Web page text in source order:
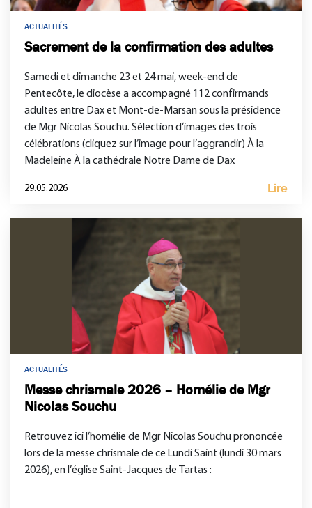
ACTUALITÉS
Sacrement de la confirmation des adultes
Samedi et dimanche 23 et 24 mai, week-end de
Pentecôte, le diocèse a accompagné 112 confirmands
adultes entre Dax et Mont-de-Marsan sous la présidence
de Mgr Nicolas Souchu. Sélection d’images des trois
célébrations (cliquez sur l’image pour l’aggrandir) À la
Madeleine À la cathédrale Notre Dame de Dax
29.05.2026 Lire
ACTUALITÉS
Messe chrismale 2026 – Homélie de Mgr
Nicolas Souchu
Retrouvez ici l’homélie de Mgr Nicolas Souchu prononcée
lors de la messe chrismale de ce Lundi Saint (lundi 30 mars
2026), en l’église Saint-Jacques de Tartas :